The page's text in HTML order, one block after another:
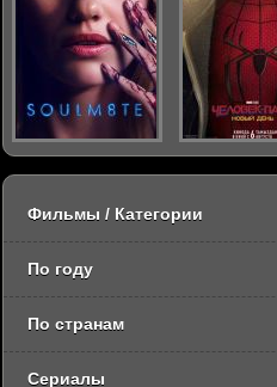
Фильмы / Категории
По году
По странам
Сериалы